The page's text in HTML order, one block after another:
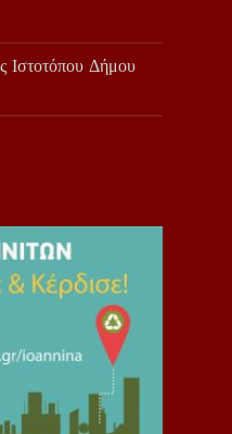
Ιστοτόπου Δήμου